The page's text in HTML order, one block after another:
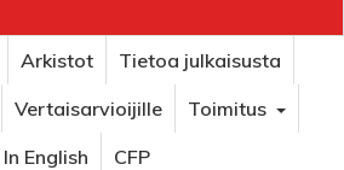
Arkistot
Tietoa julkaisusta
Vertaisarvioijille
Toimitus
In English
CFP